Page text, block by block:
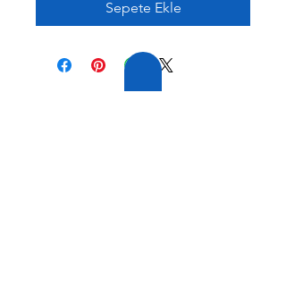
Sepete Ekle